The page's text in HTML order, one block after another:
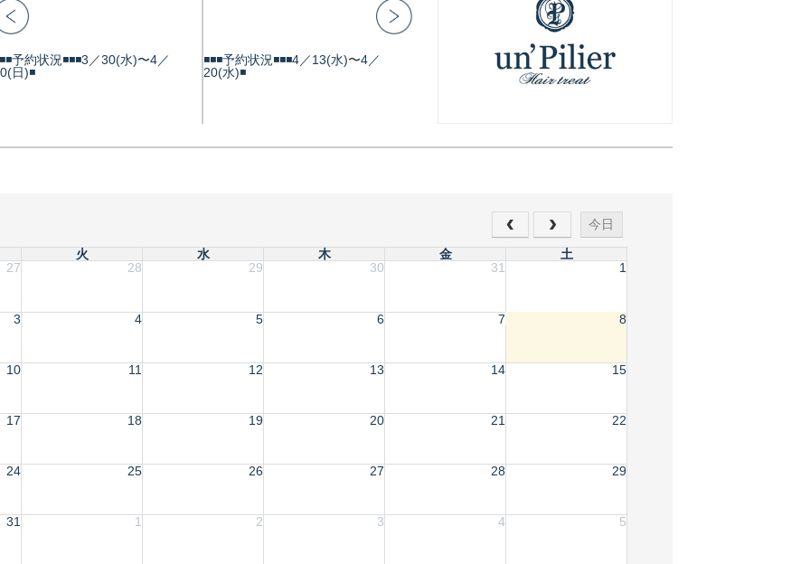
予約状況◾️◾️◾️3／30(水)〜4／
日)◾️
◾️◾️◾️予約状況◾️◾️◾️4／13(水)〜4／
20(水)◾️
今日
火 水 木 金
土
27
28 29 30 31 1
3 4 5 6 7 8
10 11 12 13 14 15
17 18 19 20 21 22
24 25 26 27 28 29
31 1 2 3 4 5